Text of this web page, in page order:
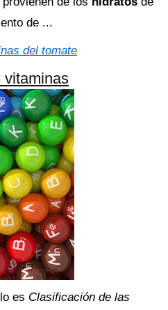
de ...
del tomate
vitaminas
es Clasificación de las